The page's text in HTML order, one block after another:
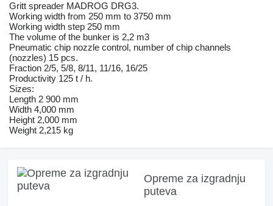
Gritt spreader MADROG DRG3.
Working width from 250 mm to 3750 mm
Working width step 250 mm
The volume of the bunker is 2,2 m3
Pneumatic chip nozzle control, number of chip channels
(nozzles) 15 pcs.
Fraction 2/5, 5/8, 8/11, 11/16, 16/25
Productivity 125 t / h.
Sizes:
Length 2 900 mm
Width 4,000 mm
Height 2,000 mm
Weight 2,215 kg
Opreme za izgradnju
puteva